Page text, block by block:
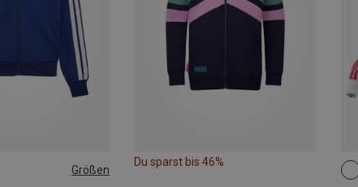
Größen
Du sparst bis 46%